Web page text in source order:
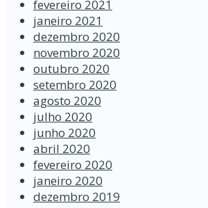
fevereiro 2021
janeiro 2021
dezembro 2020
novembro 2020
outubro 2020
setembro 2020
agosto 2020
julho 2020
junho 2020
abril 2020
fevereiro 2020
janeiro 2020
dezembro 2019